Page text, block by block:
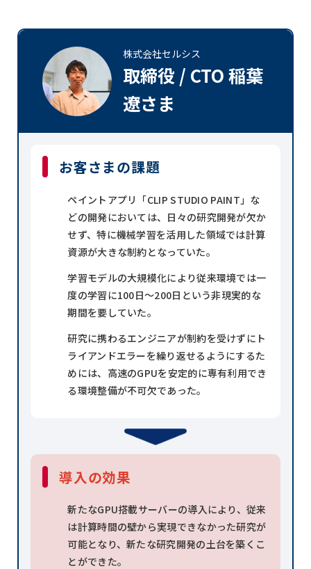
株式会社セルシス
取締役 / CTO 稲葉
遼さま
お客さまの課題
ペイントアプリ「CLIP STUDIO PAINT」な
どの開発においては、日々の研究開発が欠か
せず、特に機械学習を活用した領域では計算
資源が大きな制約となっていた。
学習モデルの大規模化により従来環境では一
度の学習に100日～200日という非現実的な
期間を要していた。
研究に携わるエンジニアが制約を受けずにト
ライアンドエラーを繰り返せるようにするた
めには、高速のGPUを安定的に専有利用でき
る環境整備が不可欠であった。
導入の効果
新たなGPU搭載サーバーの導入により、従来
は計算時間の壁から実現できなかった研究が
可能となり、新たな研究開発の土台を築くこ
とができた。